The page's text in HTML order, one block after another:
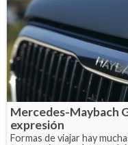
Mercedes-Maybach
expresión
Formas de viajar hay